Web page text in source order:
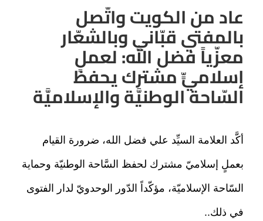
عاد من الكويت واتّصل
بالمفتي قبّاني وبالشعّار
معزّياً فضل الله: لعملٍ
إسلاميٍّ مشترك يحفظ
السّاحة الوطنيَّة والإسلاميَّة
أكَّد العلامة السيِّد علي فضل الله، ضرورة القيام
بعملٍ إسلاميّ مشترك لحفظ السَّاحة الوطنيّة وحماية
السّاحة الإسلاميّة، مؤكّداً الدّور الوحدويّ لدار الفتوى
في ذلك..